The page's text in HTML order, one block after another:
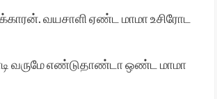
வயசாளி ஏண்ட மாமா உசிரோட
வருமே எண்டுதாண்டா ஒண்ட மாமா